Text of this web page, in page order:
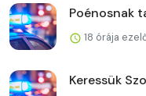
Poénosnak
18 órája
Keressük